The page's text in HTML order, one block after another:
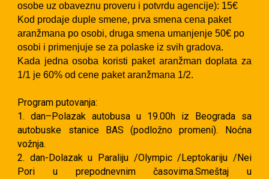
osobe uz obaveznu proveru i potvrdu agencije): 15€
Kod prodaje duple smene, prva smena cena paket
aranžmana po osobi, druga smena umanjenje 50€ po
osobi i primenjuje se za polaske iz svih gradova.
Kada jedna osoba koristi paket aranžman doplata za
1/1 je 60% od cene paket aranžmana 1/2.
Program putovanja:
1. dan–Polazak autobusa u 19.00h iz Beograda sa
autobuske stanice BAS (podložno promeni). Noćna
vožnja.
2. dan-Dolazak u Paraliju /Olympic /Leptokariju /Nei
Pori u prepodnevnim časovima.Smeštaj u